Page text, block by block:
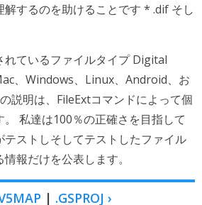
解するのを助けることです * .dif そし
れているファイルタイプ Digital
、Windows、Linux、Android、お
説明は、FileExtコマンドによって個
。 私達は100％の正確さを目指して
テストしそしてテストしたファイル
報だけを公表します。
| .GSPROJ ›